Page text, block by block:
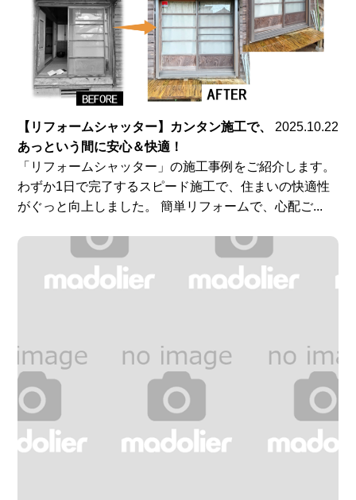
【リフォームシャッター】カンタン施工で、
あっという間に安心＆快適！
2025.10.22
「リフォームシャッター」の施工事例をご紹介します。
わずか1日で完了するスピード施工で、住まいの快適性
がぐっと向上しました。 簡単リフォームで、心配ご...